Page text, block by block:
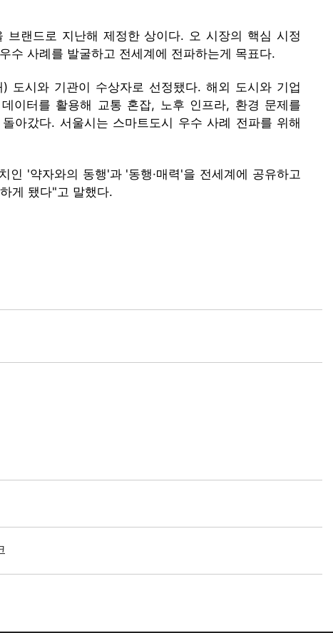
랜드로 지난해 제정한 상이다. 오 시장의 핵심 시정
수 사례를 발굴하고 전세계에 전파하는게 목표다.
도시와 기관이 수상자로 선정됐다. 해외 도시와 기업
이터를 활용해 교통 혼잡, 노후 인프라, 환경 문제를
아갔다. 서울시는 스마트도시 우수 사례 전파를 위해
'약자와의 동행'과 '동행·매력'을 전세계에 공유하고
게 됐다"고 말했다.